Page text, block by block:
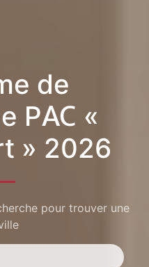
de
PAC «
» 2026
pour trouver une